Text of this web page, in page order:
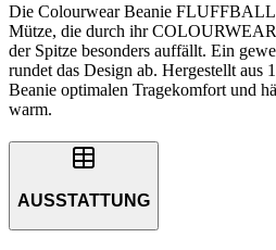
Die Colourwear Beanie FLUFFBALL
Mütze, die durch ihr
der Spitze besonders auffällt. Ein
rundet das Design ab. Hergestellt aus
Beanie optimalen Tragekomfort und
warm.
AUSSTATTUNG